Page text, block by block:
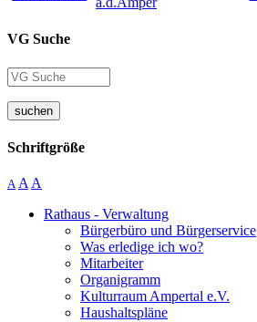
VG Suche
suchen
Schriftgröße
A A A
Rathaus - Verwaltung
Bürgerbüro und Bürgerservice
Was erledige ich wo?
Mitarbeiter
Organigramm
Kulturraum Ampertal e.V.
Haushaltspläne